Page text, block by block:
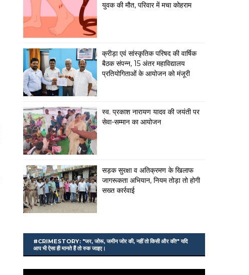
युवक की मौत, परिवार में मचा कोहराम
क्रीड़ा एवं सांस्कृतिक परिषद की वार्षिक
बैठक संपन्न, 15 अंतर महाविद्यालय
प्रतियोगिताओं के आयोजन को मंजूरी
स्व. प्रकाश नारायण यादव की जयंती पर
सेवा-सम्मान का आयोजन
सड़क सुरक्षा व अतिक्रमण के खिलाफ
जागरूकता अभियान, नियम तोड़ा तो होगी
सख्त कार्रवाई
#CRIMESTORY: "जर, जोरू, जमीन जोर की, नहीं तो किसी और की!" यदि
आप भी ऐसा ही मानते हैं तो रुक जाइए।